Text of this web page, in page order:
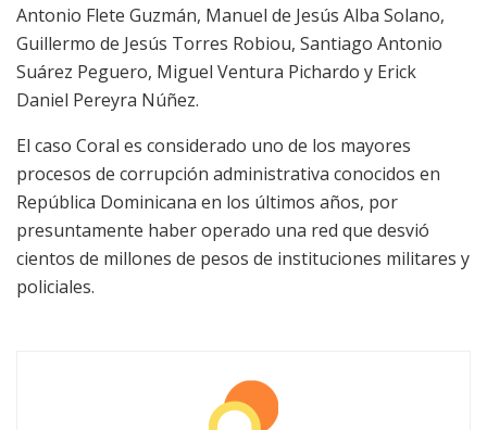
Antonio Flete Guzmán, Manuel de Jesús Alba Solano,
Guillermo de Jesús Torres Robiou, Santiago Antonio
Suárez Peguero, Miguel Ventura Pichardo y Erick
Daniel Pereyra Núñez.
El caso Coral es considerado uno de los mayores
procesos de corrupción administrativa conocidos en
República Dominicana en los últimos años, por
presuntamente haber operado una red que desvió
cientos de millones de pesos de instituciones militares y
policiales.